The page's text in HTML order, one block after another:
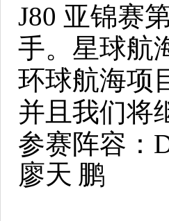
J80 亚锦赛
手。星球航
环球航海项
并且我们将
参赛阵容：
廖天 鹏